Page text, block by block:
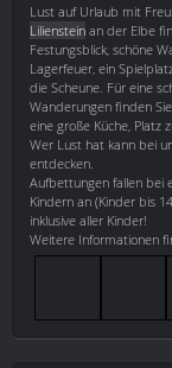
Lust auf Urlaub mit
Lilienstein an der Elbe
Festungsblick, schöne
Lagerfeuer, ein
die Scheune. Für eine
Wanderungen finden
eine große Küche, Platz
Wer Lust hat kann bei
entdecken.
Aufbettungen fallen bei
Kindern an (Kinder bis
inklusive aller Kinder!
Weitere Informationen